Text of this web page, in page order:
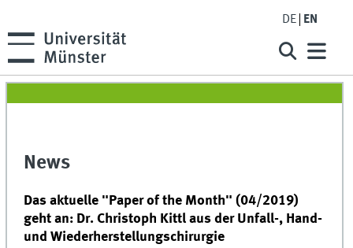
DE EN
News
Das aktuelle "Paper of the Month" (04/2019)
geht an: Dr. Christoph Kittl aus der Unfall-, Hand-
und Wiederherstellungschirurgie